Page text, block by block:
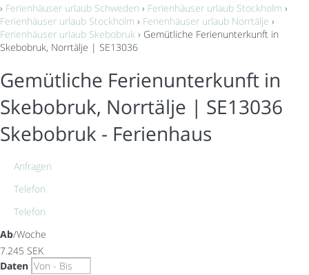
› Ferienhäuser urlaub Schweden › Ferienhäuser urlaub Stockholm ›
Ferienhäuser urlaub Stockholm › Ferienhäuser urlaub Norrtälje ›
Ferienhäuser urlaub Skebobruk › Gemütliche Ferienunterkunft in
Skebobruk, Norrtälje | SE13036
Gemütliche Ferienunterkunft in
Skebobruk, Norrtälje | SE13036
Skebobruk - Ferienhaus
Anfragen
Telefon
Telefon
Ab/Woche
7.245 SEK
Daten